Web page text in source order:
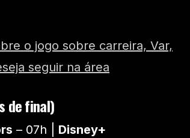
o jogo sobre carreira, Var,
seguir na área
de final)
– 07h | Disney+